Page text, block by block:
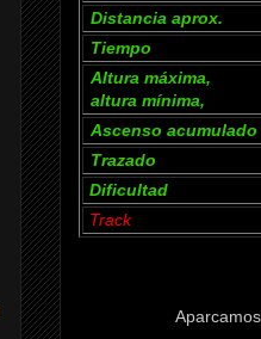
Distancia aprox.
Tiempo
Altura máxima,
altura mínima,
Ascenso acumulado
Trazado
Dificultad
Track